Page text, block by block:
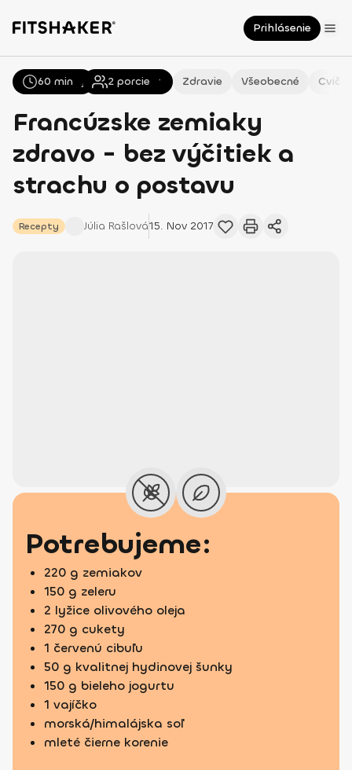
Prihlásenie
Všetky Recepty Zdravie Všeobecné
Francúzske zemiaky
zdravo - bez výčitiek a
strachu o postavu
Recepty Júlia Rašlová15. Nov 2017
60 min 2 porcie
Potrebujeme:
220 g zemiakov
150 g zeleru
2 lyžice olivového oleja
270 g cukety
1 červenú cibuľu
50 g kvalitnej hydinovej šunky
150 g bieleho jogurtu
1 vajíčko
morská/himalájska soľ
mleté čierne korenie